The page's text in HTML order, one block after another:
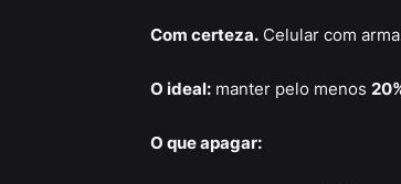
Com certeza.Celular com
O ideal:manter pelo menos
O que apagar: